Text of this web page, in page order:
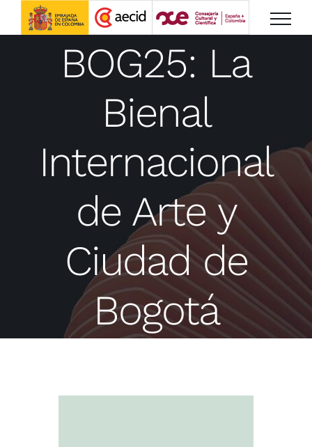
Saltar
BOG25: La
Bienal
Internacional
de Arte y
Ciudad de
Bogotá